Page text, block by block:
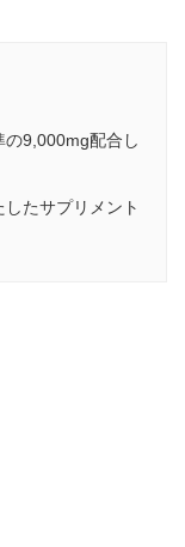
9,000mg配合し
たサプリメント